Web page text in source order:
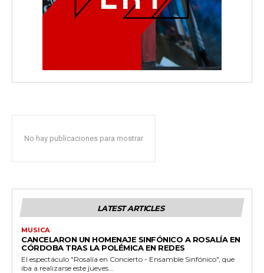
No hay publicaciones para mostrar
LATEST ARTICLES
MUSICA
CANCELARON UN HOMENAJE SINFÓNICO A ROSALÍA EN
CÓRDOBA TRAS LA POLÉMICA EN REDES
El espectáculo "Rosalía en Concierto - Ensamble Sinfónico", que
iba a realizarse este jueves...